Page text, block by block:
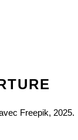
Freepik, 2025.